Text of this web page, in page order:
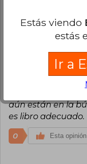
Febrero, 2025
Compra
Uno de los
aún están en la
es libro adecuado.
0 Esta
Estás viendo
estás
Ir a